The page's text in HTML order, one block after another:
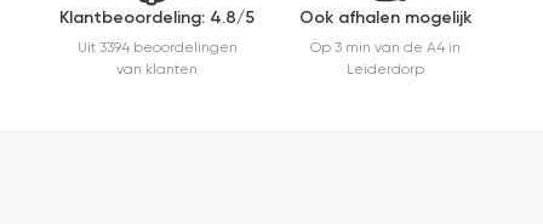
Klantbeoordeling: 4.8/5
Uit 3394 beoordelingen
van klanten
Ook afhalen mogelijk
Op 3 min van de A4 in
Leiderdorp